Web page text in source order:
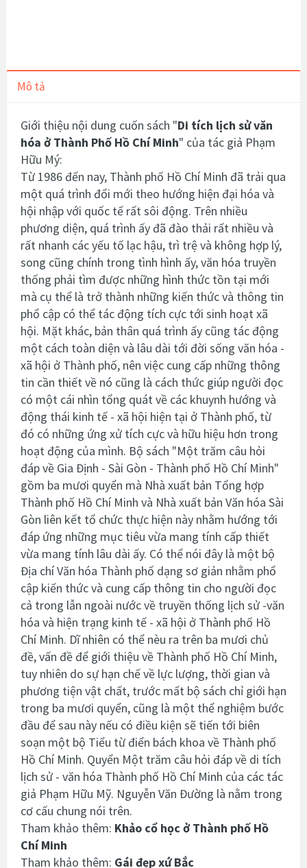
Mô tả
Giới thiệu nội dung cuốn sách "Di tích lịch sử văn
hóa ở Thành Phố Hồ Chí Minh" của tác giả Phạm
Hữu Mý:
Từ 1986 đến nay, Thành phố Hồ Chí Minh đã trải qua
một quá trình đổi mới theo hướng hiện đại hóa và
hội nhập với quốc tế rất sôi động. Trên nhiều
phương diện, quá trình ấy đã đào thải rất nhiều và
rất nhanh các yếu tố lạc hậu, trì trệ và không hợp lý,
song cũng chính trong tình hình ấy, văn hóa truyền
thống phải tìm được những hình thức tồn tại mới
mà cụ thể là trở thành những kiến thức và thông tin
phổ cập có thể tác động tích cực tới sinh hoạt xã
hội. Mặt khác, bản thân quá trình ấy cũng tác động
một cách toàn diện và lâu dài tới đời sống văn hóa -
xã hội ở Thành phố, nên việc cung cấp những thông
tin cần thiết về nó cũng là cách thức giúp người đọc
có một cái nhìn tổng quát về các khuynh hướng và
động thái kinh tế - xã hội hiện tại ở Thành phố, từ
đó có những ứng xử tích cực và hữu hiệu hơn trong
hoạt động của mình. Bộ sách "Một trăm câu hỏi
đáp về Gia Định - Sài Gòn - Thành phố Hồ Chí Minh"
gồm ba mươi quyển mà Nhà xuất bản Tổng hợp
Thành phố Hồ Chí Minh và Nhà xuất bản Văn hóa Sài
Gòn liên kết tổ chức thực hiện này nhằm hướng tới
đáp ứng những mục tiêu vừa mang tính cấp thiết
vừa mang tính lâu dài ấy. Có thể nói đây là một bộ
Địa chí Văn hóa Thành phố dạng sơ giản nhằm phổ
cập kiến thức và cung cấp thông tin cho người đọc
cả trong lẫn ngoài nước về truyền thống lịch sử -văn
hóa và hiện trạng kinh tế - xã hội ở Thành phố Hồ
Chí Minh. Dĩ nhiên có thể nèu ra trên ba mươi chủ
đề, vấn đề để giới thiệu về Thành phố Hồ Chí Minh,
tuy nhiên do sự hạn chế về lực lượng, thời gian và
phương tiện vật chất, trước mất bộ sách chỉ giới hạn
trong ba mươi quyển, cũng là một thể nghiệm bước
đầu để sau này nếu có điều kiện sẽ tiến tới biên
soạn một bộ Tiểu từ điển bách khoa về Thành phố
Hồ Chí Minh. Quyển Một trăm câu hỏi đáp về di tích
lịch sử - văn hóa Thành phố Hồ Chí Minh của các tác
giả Phạm Hữu Mỹ. Nguyễn Văn Đường là nằm trong
cơ cấu chung nói trên.
Tham khảo thêm: Khảo cổ học ở Thành phố Hồ
Chí Minh
Tham khảo thêm: Gái đẹp xứ Bắc